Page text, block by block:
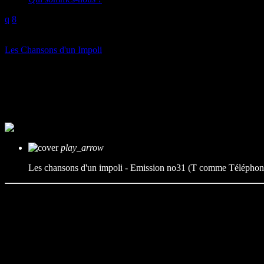
Les Chansons d'un Impoli
play_arrow
Les chansons d'un impoli - Emission no31 (T comme